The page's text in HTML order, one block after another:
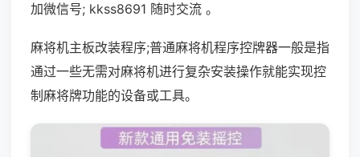
加微信号; kkss8691 随时交流 。
麻将机主板改装程序;普通麻将机程序控牌器一般是指
通过一些无需对麻将机进行复杂安装操作就能实现控
制麻将牌功能的设备或工具。